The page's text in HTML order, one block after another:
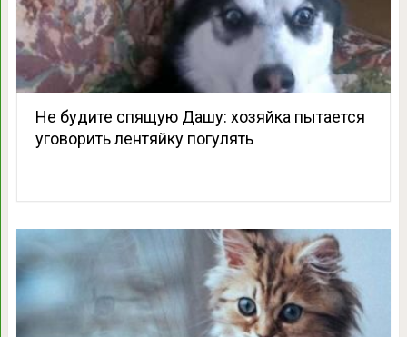
Не будите спящую Дашу: хозяйка пытается
уговорить лентяйку погулять